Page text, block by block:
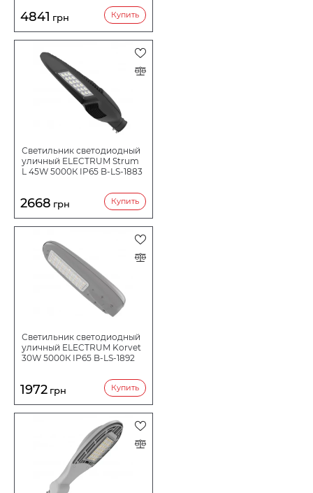
4841 грн Купить
Светильник светодиодный
уличный ELECTRUM Strum
L 45W 5000К IP65 B-LS-1883
2668 грн Купить
Светильник светодиодный
уличный ELECTRUM Korvet
30W 5000К IP65 B-LS-1892
1972 грн Купить